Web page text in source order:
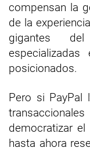
compensan la
de la
gigantes
posicionados.
Pero si PayPal
democratizar
hasta ahora